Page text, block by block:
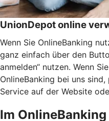
UnionDepot online
Wenn Sie OnlineBanking
ganz einfach über den
anmelden“ nutzen. Wenn
OnlineBanking bei uns
Service auf der Website
Im